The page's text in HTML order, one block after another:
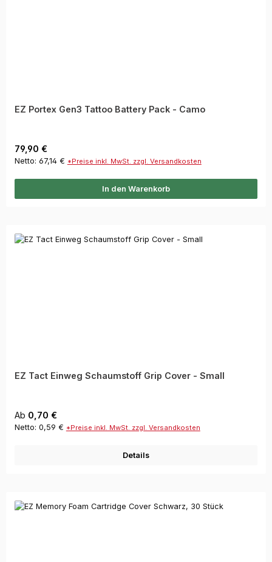
EZ Portex Gen3 Tattoo Battery Pack - Camo
Regulärer Preis:
79,90 €
Netto: 67,14 € *Preise inkl. MwSt. zzgl. Versandkosten
In den Warenkorb
EZ Tact Einweg Schaumstoff Grip Cover - Small
Regulärer Preis:
Ab 0,70 €
Netto: 0,59 € *Preise inkl. MwSt. zzgl. Versandkosten
Details